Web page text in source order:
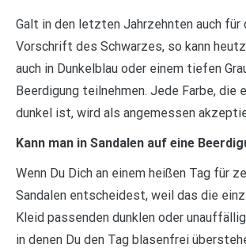
Galt in den letzten Jahrzehnten auch für
Vorschrift des Schwarzes, so kann
auch in Dunkelblau oder einem tiefen
Beerdigung teilnehmen. Jede Farbe, die
dunkel ist, wird als angemessen
Kann man in Sandalen auf eine
Wenn Du Dich an einem heißen Tag für
Sandalen entscheidest, weil das die
Kleid passenden dunklen oder
in denen Du den Tag blasenfrei